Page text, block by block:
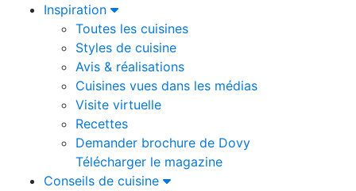
Inspiration
Toutes les cuisines
Styles de cuisine
Avis & réalisations
Cuisines vues dans les médias
Visite virtuelle
Recettes
Demander brochure de Dovy
Télécharger le magazine
Conseils de cuisine